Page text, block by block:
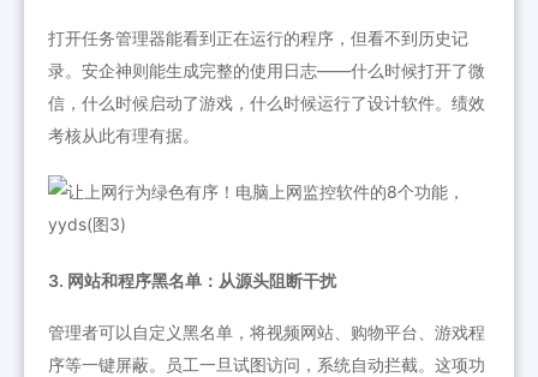
打开任务管理器能看到正在运行的程序，但看不到历史记
录。安企神则能生成完整的使用日志——什么时候打开了微
信，什么时候启动了游戏，什么时候运行了设计软件。绩效
考核从此有理有据。
3. 网站和程序黑名单：从源头阻断干扰
管理者可以自定义黑名单，将视频网站、购物平台、游戏程
序等一键屏蔽。员工一旦试图访问，系统自动拦截。这项功